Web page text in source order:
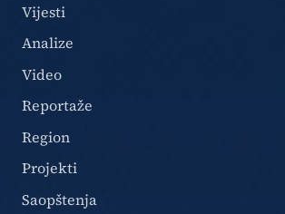
Vijesti
Analize
Video
Reportaže
Region
Projekti
Saopštenja